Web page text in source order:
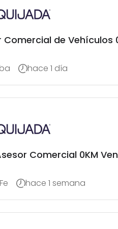
Comercial de Vehículos
hace 1 día
Comercial 0KM
hace 1 semana